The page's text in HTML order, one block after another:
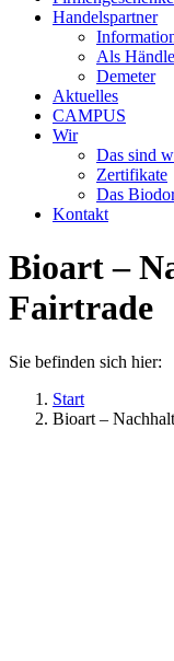
Handelspartner
Als
Demeter
Aktuelles
CAMPUS
Wir
Das sind
Zertifikate
Das
Kontakt
Bioart –
Fairtrade
Sie befinden sich hier:
Start
Bioart –